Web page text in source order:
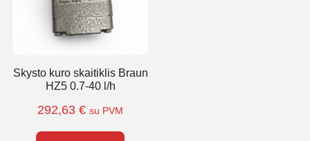
Skysto kuro skaitiklis Braun
HZ5 0.7-40 l/h
292,63 € su PVM